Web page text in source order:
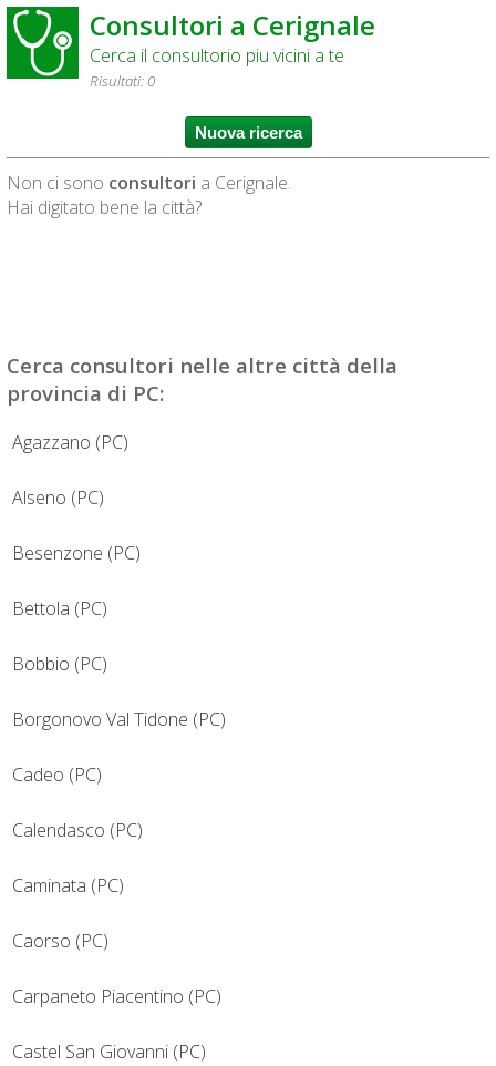
Consultori a Cerignale
Cerca il consultorio piu vicini a te
Risultati: 0
Non ci sono consultori a Cerignale.
Hai digitato bene la città?
Cerca consultori nelle altre città della
provincia di PC:
Agazzano (PC)
Alseno (PC)
Besenzone (PC)
Bettola (PC)
Bobbio (PC)
Borgonovo Val Tidone (PC)
Cadeo (PC)
Calendasco (PC)
Caminata (PC)
Caorso (PC)
Carpaneto Piacentino (PC)
Castel San Giovanni (PC)